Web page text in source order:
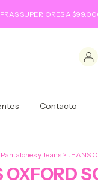
A $99.000.
Contacto
Pantalones y Jeans >JEANS
OXFORD